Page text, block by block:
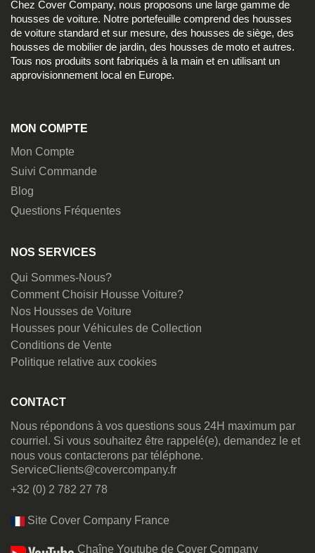
Chez Cover Company, nous proposons une large gamme de
housses de voiture. Notre portefeuille comprend des housses
de voiture standard et sur mesure, des housses de siège, des
housses de mobilier de jardin, des housses de moto et autres.
Tous nos produits sont fabriqués à la main et en utilisant un
approvisionnement local en Europe.
MON COMPTE
Mon Compte
Suivi Commande
Blog
Questions Fréquentes
NOS SERVICES
Qui Sommes-Nous?
Comment Choisir Housse Voiture?
Nos Housses de Voiture
Housses pour Véhicules de Collection
Conditions de Vente
Politique relative aux cookies
CONTACT
Nous répondons à vos questions sous 24H maximum par
courriel. Si vous souhaitez être rappelé(e), demandez le et
nous vous contacterons par téléphone.
ServiceClients@covercompany.fr
+32 (0) 2 782 27 78
Site Cover Company France
Chaîne Youtube de Cover Company